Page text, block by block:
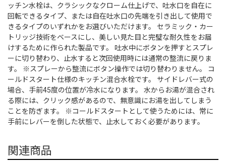
ッチン水栓は、クラシックなクローム仕上げで、吐水口を自在に
回転できるタイプ、または自在吐水口の先端を引き出して使用で
きるタイプのいずれかをお選びいただけます。 セラミック・カー
トリッジ技術をベースにし、美しい見た目と完璧な耐久性をお届
けするために作られた製品です。 吐水中にボタンを押すとスプレ
ーに切り替わり、止水すると次回使用時には通常の整流に戻りま
す。 ※スプレーから整流にボタン操作では切り替わりません。 コ
ールドスタート仕様のキッチン混合水栓です。 サイドレバー式の
場合、手前45度の位置が冷水になります。 水からお湯が混合され
る際には、クリック感があるので、無意識にお湯を出してしまう
ことを防ぎます。 ※コールドスタートとして使うためには、常に
手前にレバーを倒した状態で、止水しておく必要があります。
関連商品